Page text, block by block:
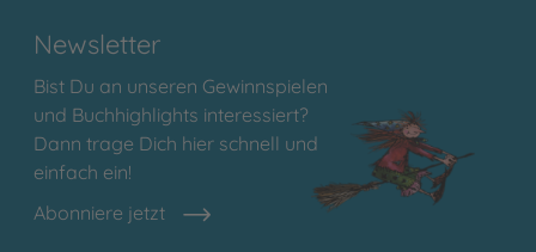
Newsletter
Bist Du an unseren Gewinnspielen
und Buchhighlights interessiert?
Dann trage Dich hier schnell und
einfach ein!
Abonniere jetzt